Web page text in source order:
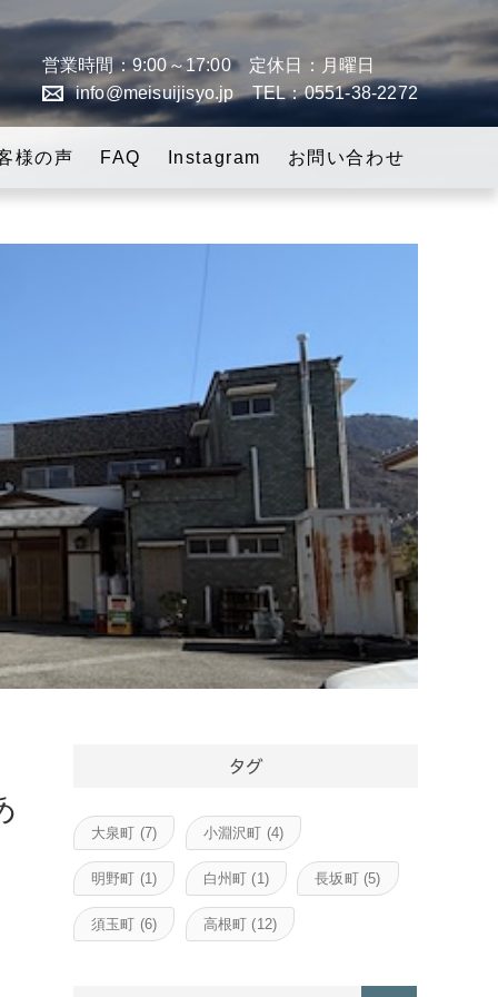
スローライフの実
営業時間：9:00～17:00 定休日：月曜日
info@meisuijisyo.jpTEL：0551-38-2272
様の声 FAQ Instagram お問い合わせ
タグ
大泉町 (7) 小淵沢町 (4)
明野町 (1) 白州町 (1) 長坂町(5)
須玉町 (6) 高根町 (12)